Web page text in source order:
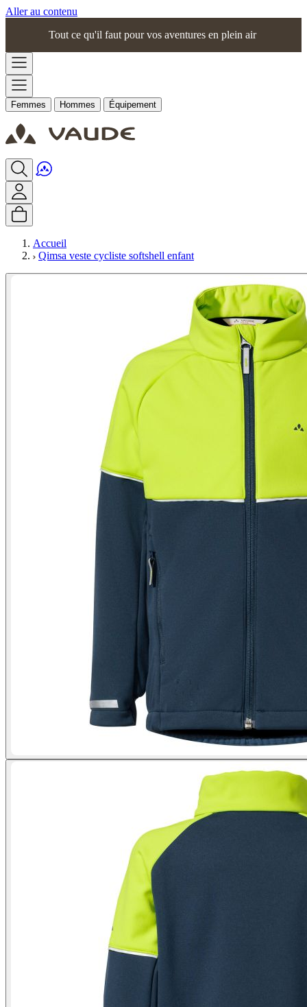
Aller au contenu
Tout ce qu'il faut pour vos aventures en plein air
Femmes Hommes Équipement
Accueil
Qimsa veste cycliste softshell enfant